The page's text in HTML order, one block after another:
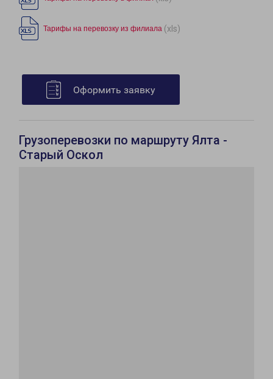
Тарифы на перевозку из филиала (xls)
Оформить заявку
Грузоперевозки по маршруту Ялта -
Старый Оскол